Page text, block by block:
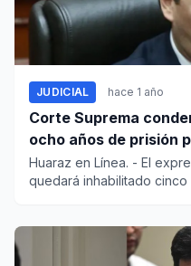
JUDICIAL hace 1 año
Corte Suprema
ocho años de prisión
Huaraz en Línea. - El
quedará inhabilitado